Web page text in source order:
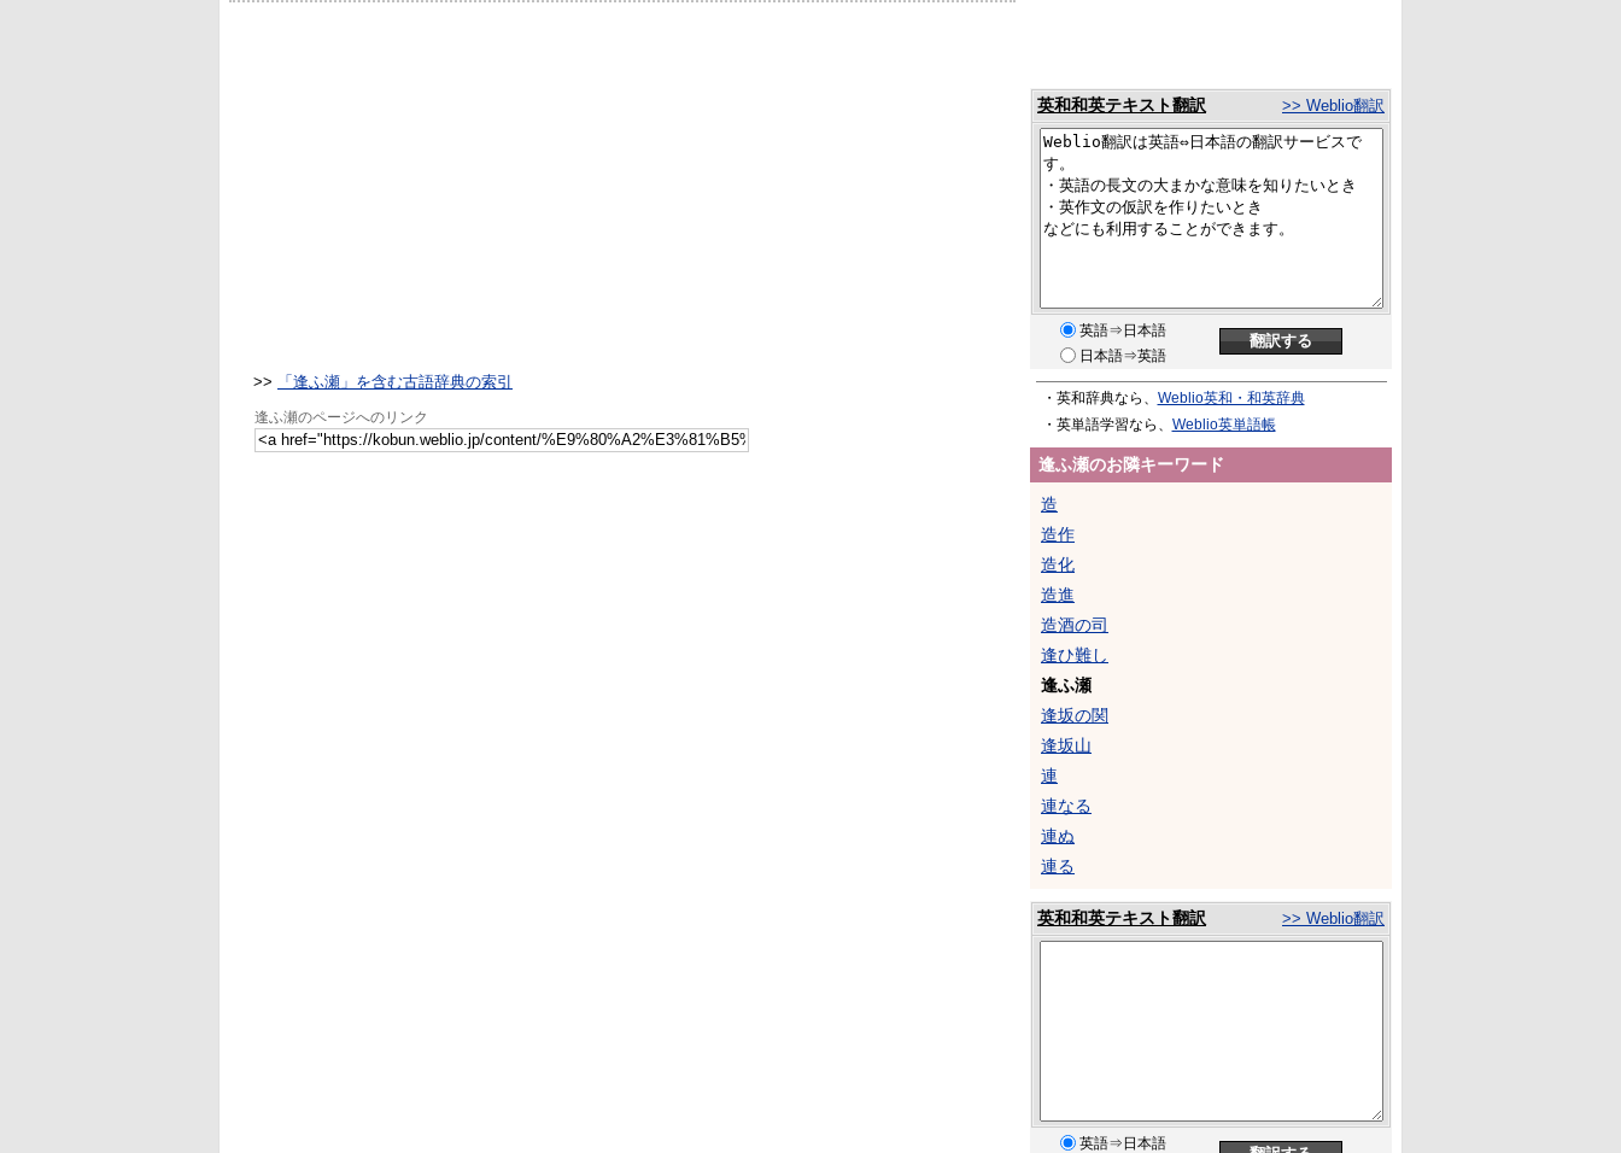
>> 「逢ふ瀬」を含む古語辞典の索引
逢ふ瀬のページへのリンク
英和和英テキスト翻訳 >> Weblio翻訳
英語⇒日本語
日本語⇒英語
・英和辞典なら、 Weblio英和・和英辞典
・英単語学習なら、 Weblio英単語帳
逢ふ瀬のお隣キーワード
造
造作
造化
造進
造酒の司
逢ひ難し
逢ふ瀬
逢坂の関
逢坂山
連
連なる
連ぬ
連る
英和和英テキスト翻訳 >> Weblio翻訳
英語⇒日本語